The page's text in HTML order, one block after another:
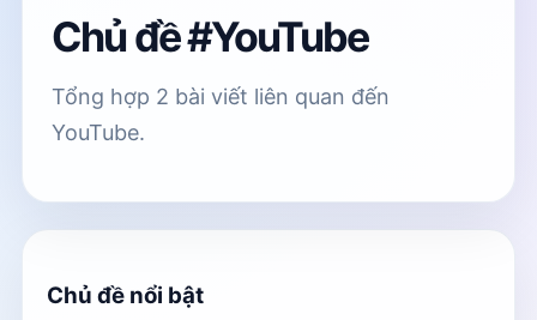
Chủ đề #YouTube
Tổng hợp 2 bài viết liên quan đến
YouTube.
Chủ đề nổi bật